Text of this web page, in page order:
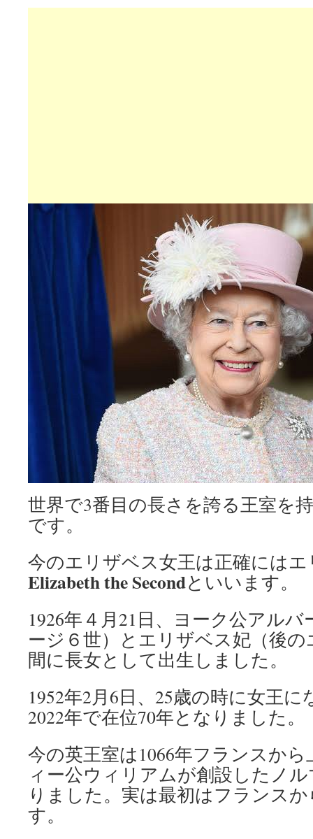
世界で3番目の長さを誇る王室を
です。
今のエリザベス女王は正確には
Elizabeth the Secondといいます。
1926年４月21日、ヨーク公アル
ージ６世）とエリザベス妃（後
間に長女として出生しました。
1952年2月6日、25歳の時に女王
2022年で在位70年となりました。
今の英王室は1066年フランスか
ィー公ウィリアムが創設したノ
りました。実は最初はフランス
す。